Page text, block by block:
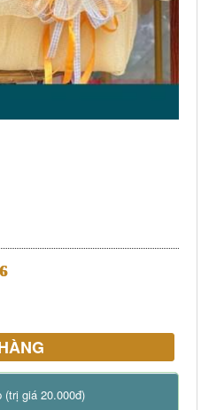
(trị giá 20.000đ)